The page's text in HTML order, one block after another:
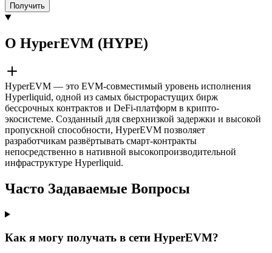
Получить
О HyperEVM (HYPE)
HyperEVM — это EVM-совместимый уровень исполнения
Hyperliquid, одной из самых быстрорастущих бирж
бессрочных контрактов и DeFi-платформ в крипто-
экосистеме. Созданный для сверхнизкой задержки и высокой
пропускной способности, HyperEVM позволяет
разработчикам развёртывать смарт-контракты
непосредственно в нативной высокопроизводительной
инфраструктуре Hyperliquid.
Часто Задаваемые Вопросы
Как я могу получать в сети HyperEVM?